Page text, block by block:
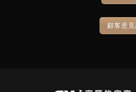
顧客意